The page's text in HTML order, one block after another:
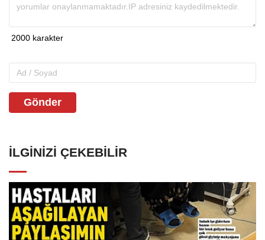
Gönder
İLGINIZI ÇEKEBILIR